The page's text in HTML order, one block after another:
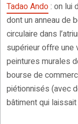
Tadao Ando: on lui
dont un anneau de
circulaire dans
supérieur offre une
peintures murales
bourse de
piétionnisés (avec
bâtiment qui